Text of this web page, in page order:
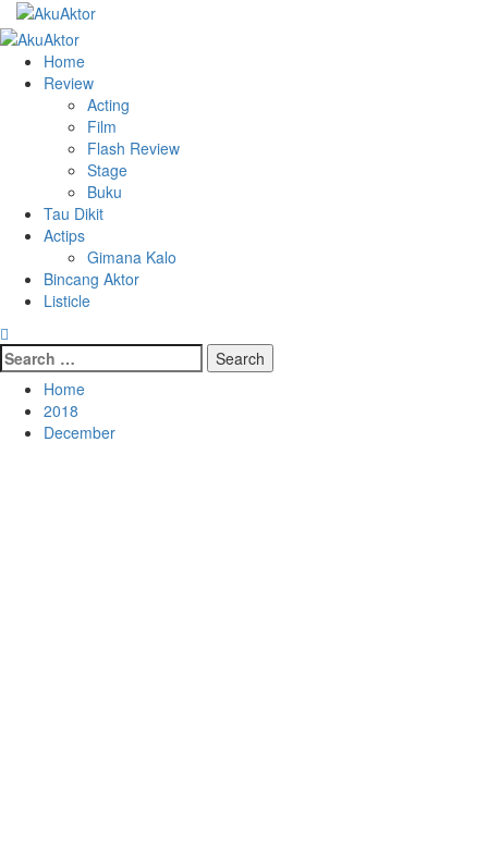
Home
Review
Acting
Film
Flash Review
Stage
Buku
Tau Dikit
Actips
Gimana Kalo
Bincang Aktor
Listicle
Home
2018
December